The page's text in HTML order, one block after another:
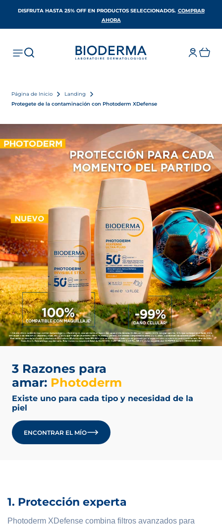
DISFRUTA HASTA 25% OFF EN PRODUCTOS SELECCIONADOS​. COMPRAR
AHORA
Página de Inicio
Landing
Protegete de la contaminación con Photoderm XDefense
3 Razones para
amar: Photoderm
Existe uno para cada tipo y necesidad de la
piel
ENCONTRAR EL MÍO
1. Protección experta
Photoderm XDefense combina filtros avanzados para